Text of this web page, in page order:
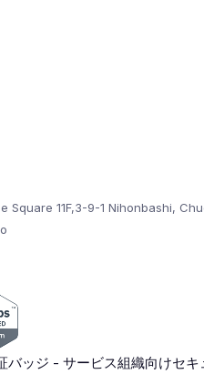
Square 11F,3-9-1 Nihonbashi,